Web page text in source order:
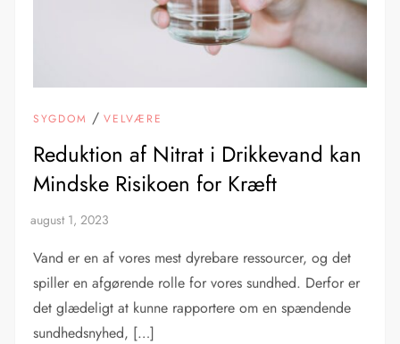
SYGDOM /VELVÆRE
Reduktion af Nitrat i Drikkevand kan
Mindske Risikoen for Kræft
Vand er en af vores mest dyrebare ressourcer, og det
spiller en afgørende rolle for vores sundhed. Derfor er
det glædeligt at kunne rapportere om en spændende
sundhedsnyhed, […]